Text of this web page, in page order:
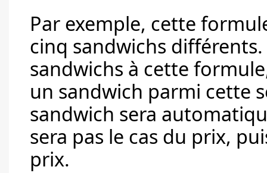
Par exemple, cette
cinq sandwichs
sandwichs à cette
un sandwich parmi cette
sandwich sera
sera pas le cas du prix,
prix.